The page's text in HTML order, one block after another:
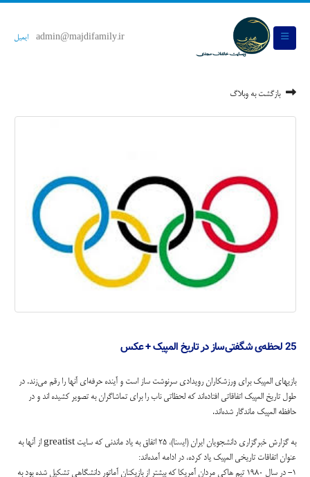
admin@majdifamily.ir ایمیل
بازگشت به وبلاگ
25 لحظه‌ی شگفتی‌ساز در تاریخ المپیک + عکس
بازیهای المپیک برای ورزشکاران رویدادی سرنوشت ساز است و آینده حرفه‌ای آنها را رقم می‌زند. در
طول تاریخ المپیک اتفاقاتی افتاده‌اند که لحظاتی ناب را برای تماشاگران به تصویر کشیده اند و در
حافظه المپیک ماندگار شده‌اند.
به گزارش خبرگزاری دانشجویان ایران (ایسنا)، 25 اتفاق به یاد ماندنی که سایت greatist از آنها به
عنوان اتفاقات تاریخی المپیک یاد کرده، در ادامه آمده‌اند:
1- در سال 1980 تیم هاکی مردان آمریکا که بیشتر از بازیکنان آماتور دانشگاهی تشکیل شده بود به